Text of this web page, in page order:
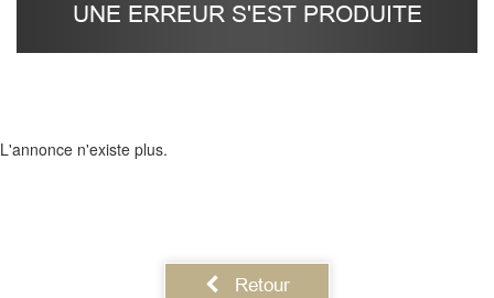
UNE ERREUR S'EST PRODUITE
L'annonce n'existe plus.
Retour